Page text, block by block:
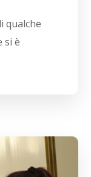
qualche
si è